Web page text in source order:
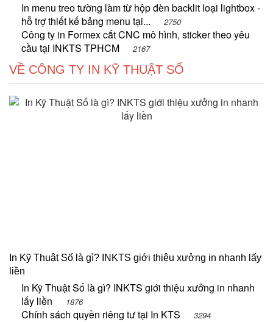
In menu treo tường làm từ hộp đèn backlit loại lightbox -
hỗ trợ thiết kế bảng menu tại...
2750
Công ty in Formex cắt CNC mô hình, sticker theo yêu
cầu tại INKTS TPHCM
2167
VỀ CÔNG TY IN KỸ THUẬT SỐ
In Kỹ Thuật Số là gì? INKTS giới thiệu xưởng in nhanh lấy
liền
In Kỹ Thuật Số là gì? INKTS giới thiệu xưởng in nhanh
lấy liền
1876
Chính sách quyền riêng tư tại In KTS 3294